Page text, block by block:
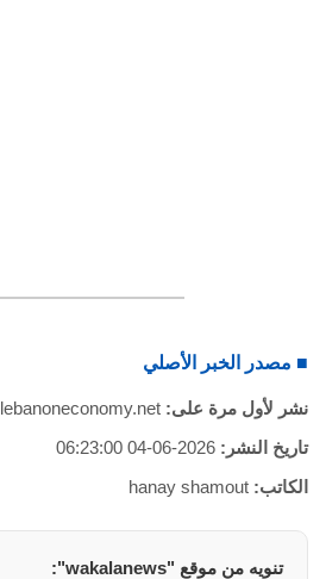
■ مصدر الخبر الأصلي
نشر لأول مرة على: lebanoneconomy.net
تاريخ النشر: 2026-06-04 06:23:00
الكاتب: hanay shamout
تنويه من موقع "wakalanews":